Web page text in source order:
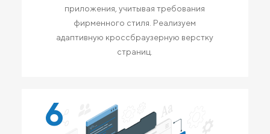
приложения, учитывая требования
фирменного стиля. Реализуем
адаптивную кроссбраузерную верстку
страниц.
6